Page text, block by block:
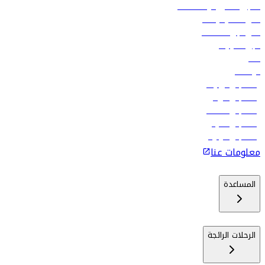
تسجيل الدخول لوكلاء السفر
أدنى أسعار الرحلات
فلاي دبي للعطلات
تأجير السيارات
فنادق
الوظائف
رحلات إلى تبيليسي
رحلات إلى الرياض
رحلات إلى مسقط
رحلات إلى ماليه
رحلات إلى كولومبو
معلومات عنا
المساعدة
الرحلات الرائجة